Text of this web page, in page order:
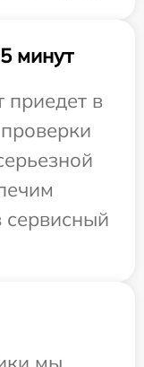
минут
приедет в
сервисный